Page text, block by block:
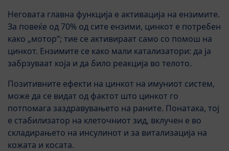
Неговата главна функција е активација на ензимите.
За повеќе од 70% од сите ензими, цинкот е потребен
како „мотор“; тие се активираат само со помош на
цинкот. Ензимите се како мали катализатори: да ја
забрзуваат која и да било реакција во телото.
Позитивните ефекти на цинкот на имуниот систем,
може да се видат од фактот што цинкот го
потпомага заздравувањето на раните. Понатака, тој
е стабилизатор на клеточниот зид, вклучен е во
складирањето на инсулинот и за витализација на
кожата и косата.